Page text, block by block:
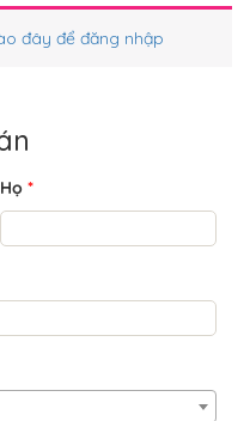
đây để đăng nhập
Họ *